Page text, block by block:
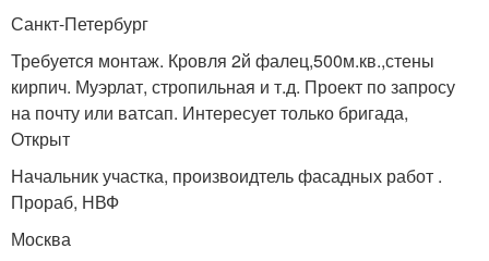
Санкт-Петербург
Требуется монтаж. Кровля 2й фалец,500м.кв.,стены
кирпич. Муэрлат, стропильная и т.д. Проект по запросу
на почту или ватсап. Интересует только бригада,
Открыт
Начальник участка, произвоидтель фасадных работ .
Прораб, НВФ
Москва